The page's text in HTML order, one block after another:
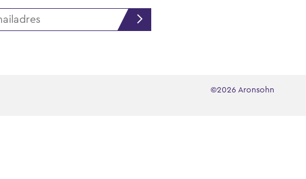
©2026 Aronsohn